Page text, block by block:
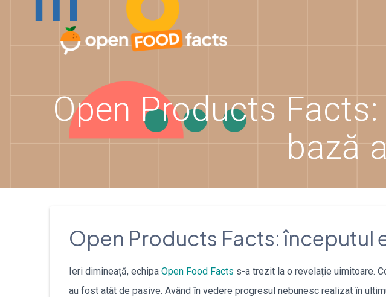
Open Products
bază
Open Products Facts: începutul
Ieri dimineață, echipaOpen Food Facts s-a trezit la o revelație uimitoare.
au fost atât de pasive. Având în vedere progresul nebunesc realizat în